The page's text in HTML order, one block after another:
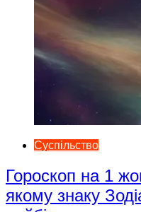
Суспільство
Гороскоп на 1
якому знаку